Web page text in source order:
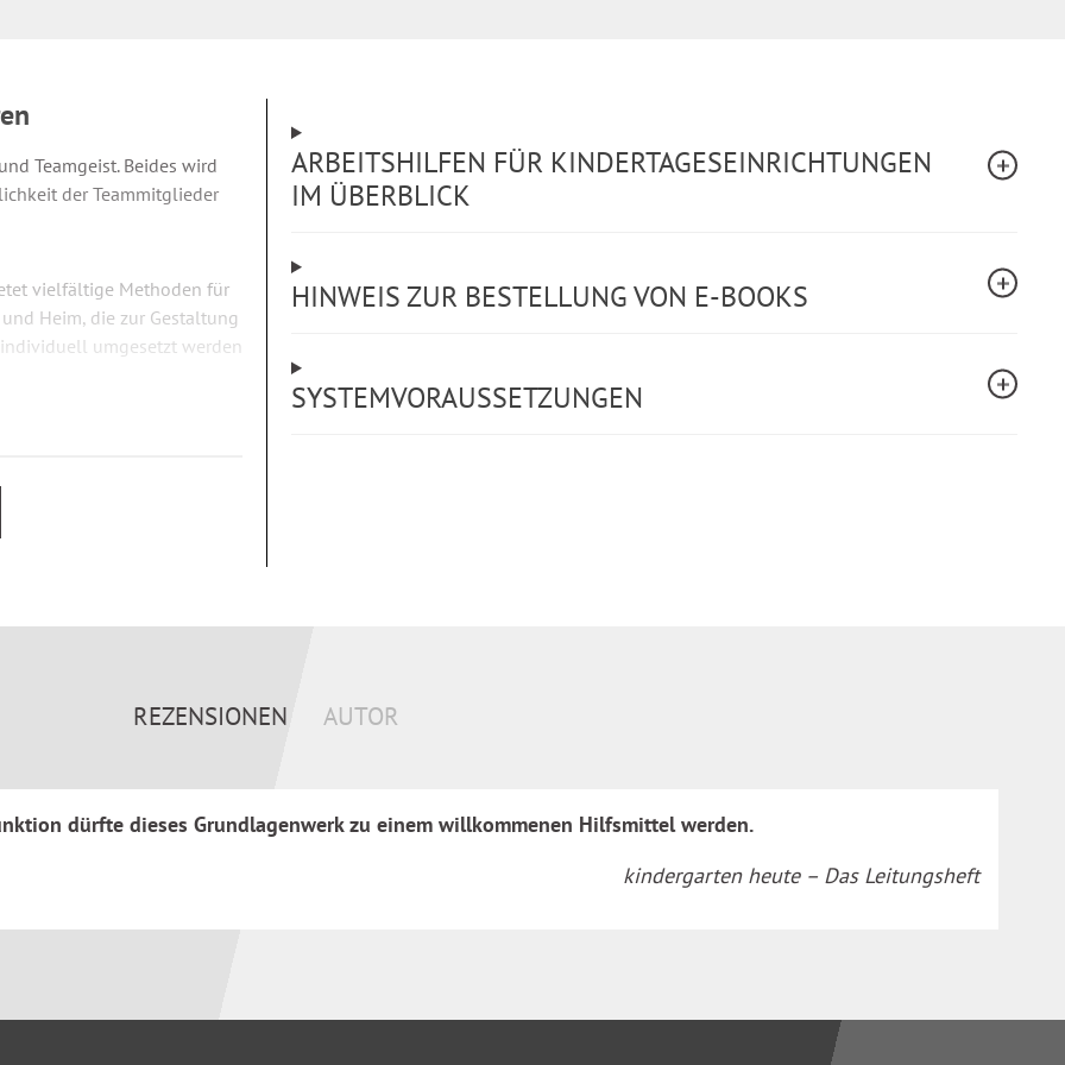
Teamgeist. Beides wird
der Teammitglieder
vielfältige Methoden für
Heim, die zur Gestaltung
umgesetzt werden
Methoden sowie
und Vorlagen stehen
ARBEITSHILFEN FÜR KINDERTAGESEINRICHTUNGEN
IM ÜBERBLICK
HINWEIS ZUR BESTELLUNG VON E-BOOKS
SYSTEMVORAUSSETZUNGEN
REZENSIONEN AUTOR
dürfte dieses Grundlagenwerk zu einem willkommenen Hilfsmittel werden.
kindergarten heute – Das Leitungsheft